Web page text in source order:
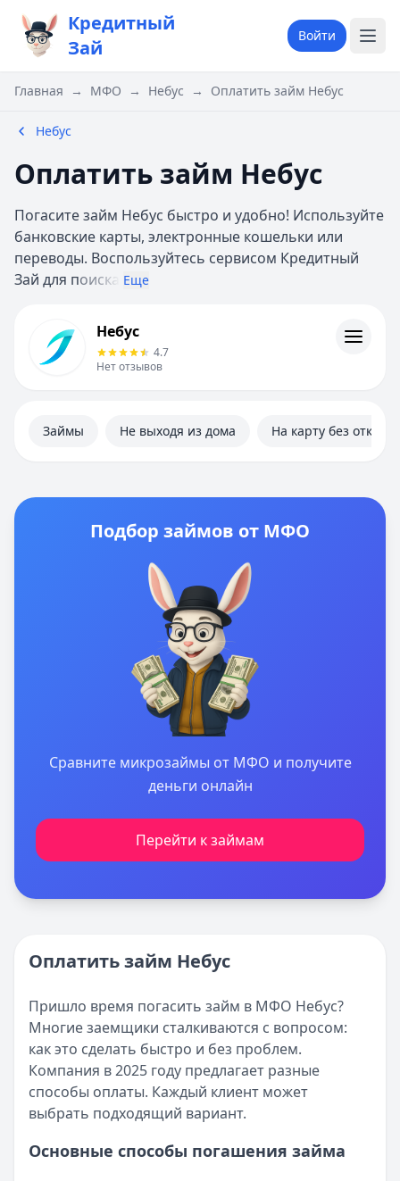
Кредитный
Зай
Войти
Главная → МФО → Небус → Оплатить займ Небус
Небус
Оплатить займ Небус
Погасите займ Небус быстро и удобно! Используйте
банковские карты, электронные кошельки или
переводы. Воспользуйтесь сервисом Кредитный
Зай для поиска Еще
ИнформацияНебус
4.7
Нет отзывов
Займы Не выходя из дома На карту без отказа
Подбор займов от МФО
Сравните микрозаймы от МФО и получите
деньги онлайн
Перейти к займам
Оплатить займ Небус
Пришло время погасить займ в МФО Небус?
Многие заемщики сталкиваются с вопросом:
как это сделать быстро и без проблем.
Компания в 2025 году предлагает разные
способы оплаты. Каждый клиент может
выбрать подходящий вариант.
Основные способы погашения займа